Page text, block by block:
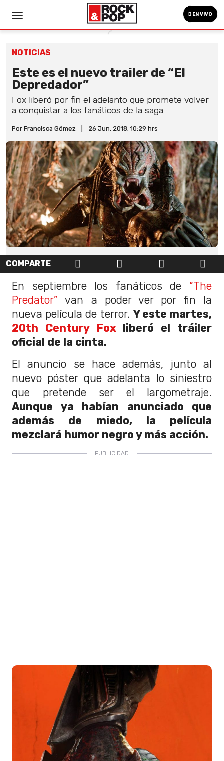
EN VIVO
NOTICIAS
Este es el nuevo trailer de “El
Depredador”
Fox liberó por fin el adelanto que promete volver
a conquistar a los fanáticos de la saga.
Por Francisca Gómez 26 Jun, 2018. 10:29 hrs
COMPARTE
En septiembre los fanáticos de “The
Predator” van a poder ver por fin la
nueva película de terror.Y este martes,
20th Century Foxliberó el tráiler
oficial de la cinta.
El anuncio se hace además, junto al
nuevo póster que adelanta lo siniestro
que pretende ser el largometraje.
Aunque ya habían anunciado que
además de miedo, la película
mezclará humor negro y más acción.